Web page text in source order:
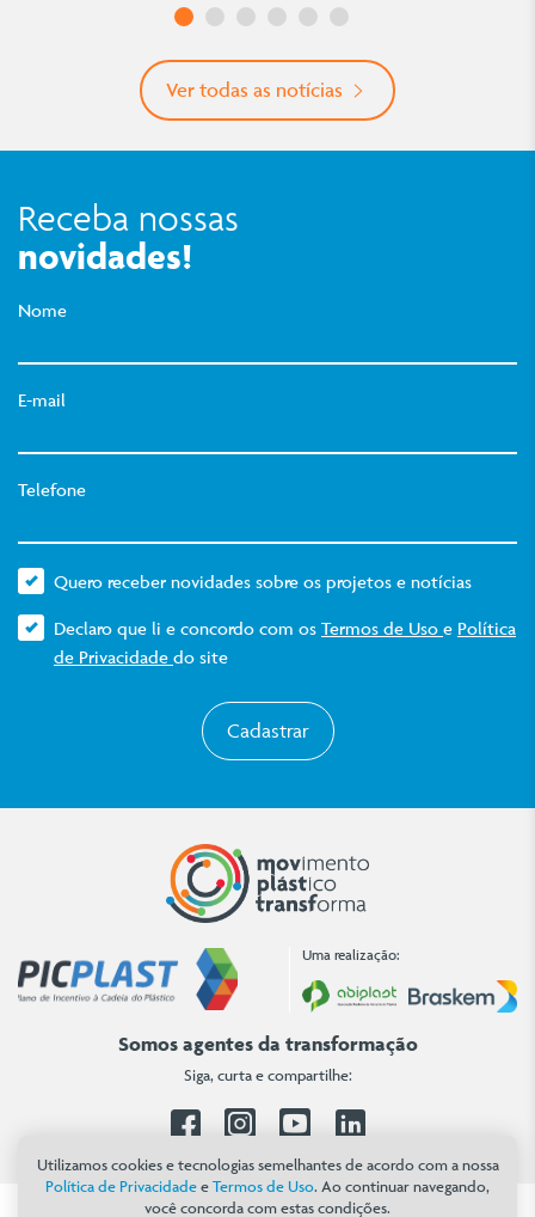
Ver todas as notícias
Receba nossas
novidades!
Nome
E-mail
Telefone
Quero receber novidades sobre os projetos e notícias
Declaro que li e concordo com os Termos de Uso e Política
de Privacidade do site
Cadastrar
Uma realização:
Somos agentes da transformação
Siga, curta e compartilhe:
Facebook
Instagram
YoutubeLinkedin
Utilizamos cookies e tecnologias semelhantes de acordo com a nossa
Política de PrivacidadeeTermos de Uso. Ao continuar navegando,
você concorda com estas condições.